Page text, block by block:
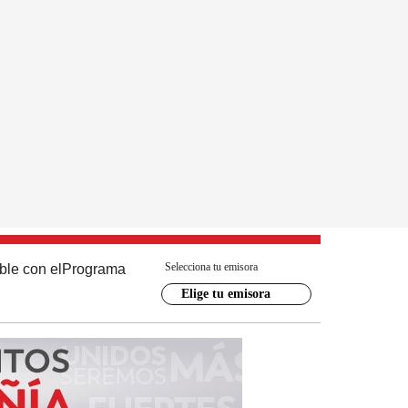
con el Programa Selecciona tu emisora
Elige tu emisora